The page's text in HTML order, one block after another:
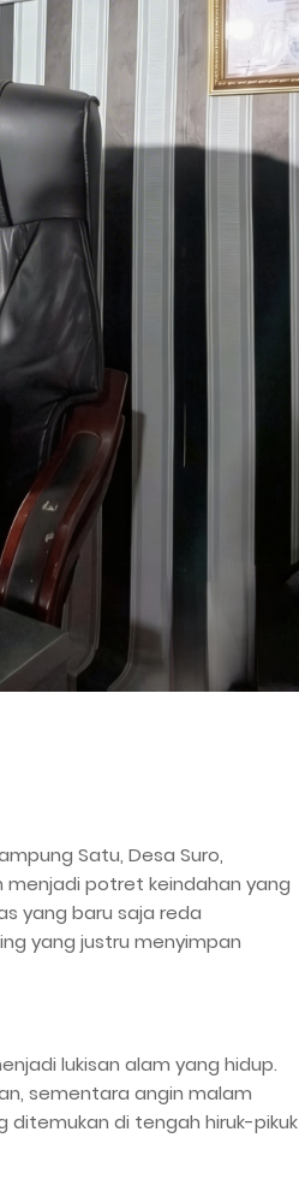
Satu, Desa Suro,
menjadi potret keindahan yang
yang baru saja reda
yang justru menyimpan
lukisan alam yang hidup.
sementara angin malam
di tengah hiruk-pikuk